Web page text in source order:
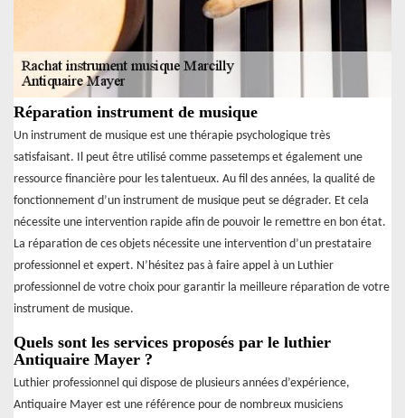
Réparation instrument de musique
Un instrument de musique est une thérapie psychologique très
satisfaisant. Il peut être utilisé comme passetemps et également une
ressource financière pour les talentueux. Au fil des années, la qualité de
fonctionnement d’un instrument de musique peut se dégrader. Et cela
nécessite une intervention rapide afin de pouvoir le remettre en bon état.
La réparation de ces objets nécessite une intervention d’un prestataire
professionnel et expert. N’hésitez pas à faire appel à un Luthier
professionnel de votre choix pour garantir la meilleure réparation de votre
instrument de musique.
Quels sont les services proposés par le luthier
Antiquaire Mayer ?
Luthier professionnel qui dispose de plusieurs années d’expérience,
Antiquaire Mayer est une référence pour de nombreux musiciens